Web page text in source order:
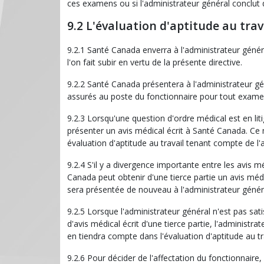
ces examens ou si l'administrateur général
9.2 L'évaluation d'aptitude au
9.2.1 Santé Canada enverra à l'administrateur
l'on fait subir en vertu de la présente directive.
9.2.2 Santé Canada présentera à l'administrateur
assurés au poste du fonctionnaire pour tout
9.2.3 Lorsqu'une question d'ordre médical est en
présenter un avis médical écrit à Santé Canada.
évaluation d'aptitude au travail tenant compte de
9.2.4 S'il y a divergence importante entre les avis
Canada peut obtenir d'une tierce partie un avis
sera présentée de nouveau à l'administrateur
9.2.5 Lorsque l'administrateur général n'est pas
d'avis médical écrit d'une tierce partie,
en tiendra compte dans l'évaluation d'aptitude au
9.2.6 Pour décider de l'affectation du